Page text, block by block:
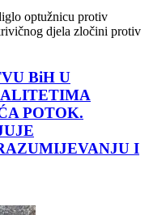
optužnicu protiv
djela zločini protiv
BiH U
POTOK.
I